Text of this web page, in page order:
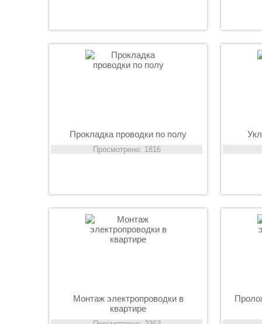
Прокладка проводки по полу
Просмотрено: 1816
Монтаж электропроводки в
квартире